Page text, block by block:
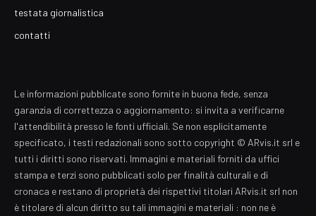
testata giornalistica
contatti
Le informazioni pubblicate sono fornite in buona fede, senza
garanzia di correttezza o aggiornamento: si invita a verificarne
l'attendibilità presso le fonti ufficiali. Se non esplicitamente
specificato, i testi redazionali sono sotto copyright © ARvis.it srl e
tutti i diritti sono riservati. Immagini e materiali forniti da uffici
stampa e terzi sono pubblicati solo per finalità culturali e di
cronaca e restano di proprietà dei rispettivi titolari ARvis.it srl non
è titolare di alcun diritto su tali immagini e materiali : non ne è